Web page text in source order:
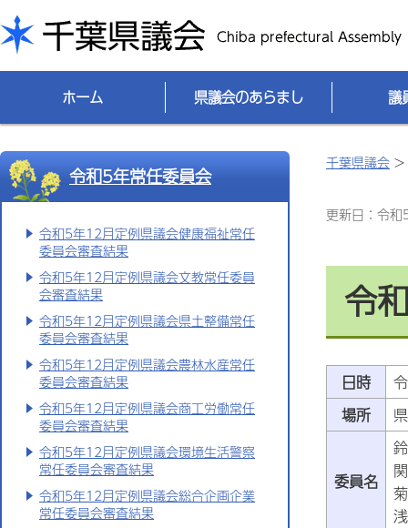
千葉県議会
ホーム 県議会のあらまし 議
令和5年常任委員会
令和5年12月定例県議会健康福祉常任
委員会審査結果
令和5年12月定例県議会文教常任委員
会審査結果
令和5年12月定例県議会県土整備常任
委員会審査結果
令和5年12月定例県議会農林水産常任
委員会審査結果
令和5年12月定例県議会商工労働常任
委員会審査結果
令和5年12月定例県議会環境生活警察
常任委員会審査結果
令和5年12月定例県議会総合企画企業
常任委員会審査結果
千葉県議会 >
更新日：令
令
日時
場所
委員名